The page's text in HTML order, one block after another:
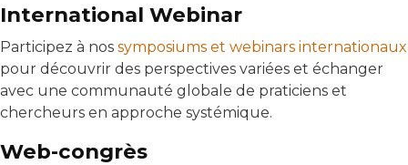
International Webinar
Participez à nos symposiums et webinars internationaux
pour découvrir des perspectives variées et échanger
avec une communauté globale de praticiens et
chercheurs en approche systémique.
Web-congrès